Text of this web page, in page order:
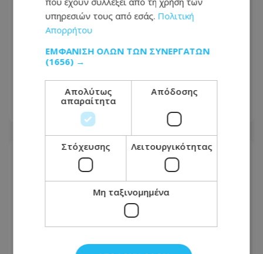
Οργή στο Περού για το βίντεο της
26χρονη τραγουδίστρια: «Σιγά-σιγά
μπάντα της
07.08.2026 - 07:41
υπηρεσιών τους από εσάς. Πολιτική
Απορρήτου
ΕΜΦΆΝΙΣΗ ΌΛΩΝ ΤΩΝ ΣΥΝΕΡΓΑΤΏΝ
(1656) →
Απολύτως
απαραίτητα
Απόδοσης
Στόχευσης Λειτουργικότητας
Μη ταξινομημένα